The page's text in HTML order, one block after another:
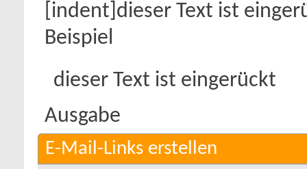
[indent]dieser Text ist
Beispiel
dieser Text ist eingerückt
Ausgabe
E-Mail-Links erstellen